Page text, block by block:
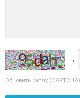
→
Обновить капчу (CAPTCHA)